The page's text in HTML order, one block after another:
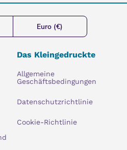
Euro (€)
Das Kleingedruckte
Allgemeine
Geschäftsbedingungen
Datenschutzrichtlinie
Cookie-Richtlinie